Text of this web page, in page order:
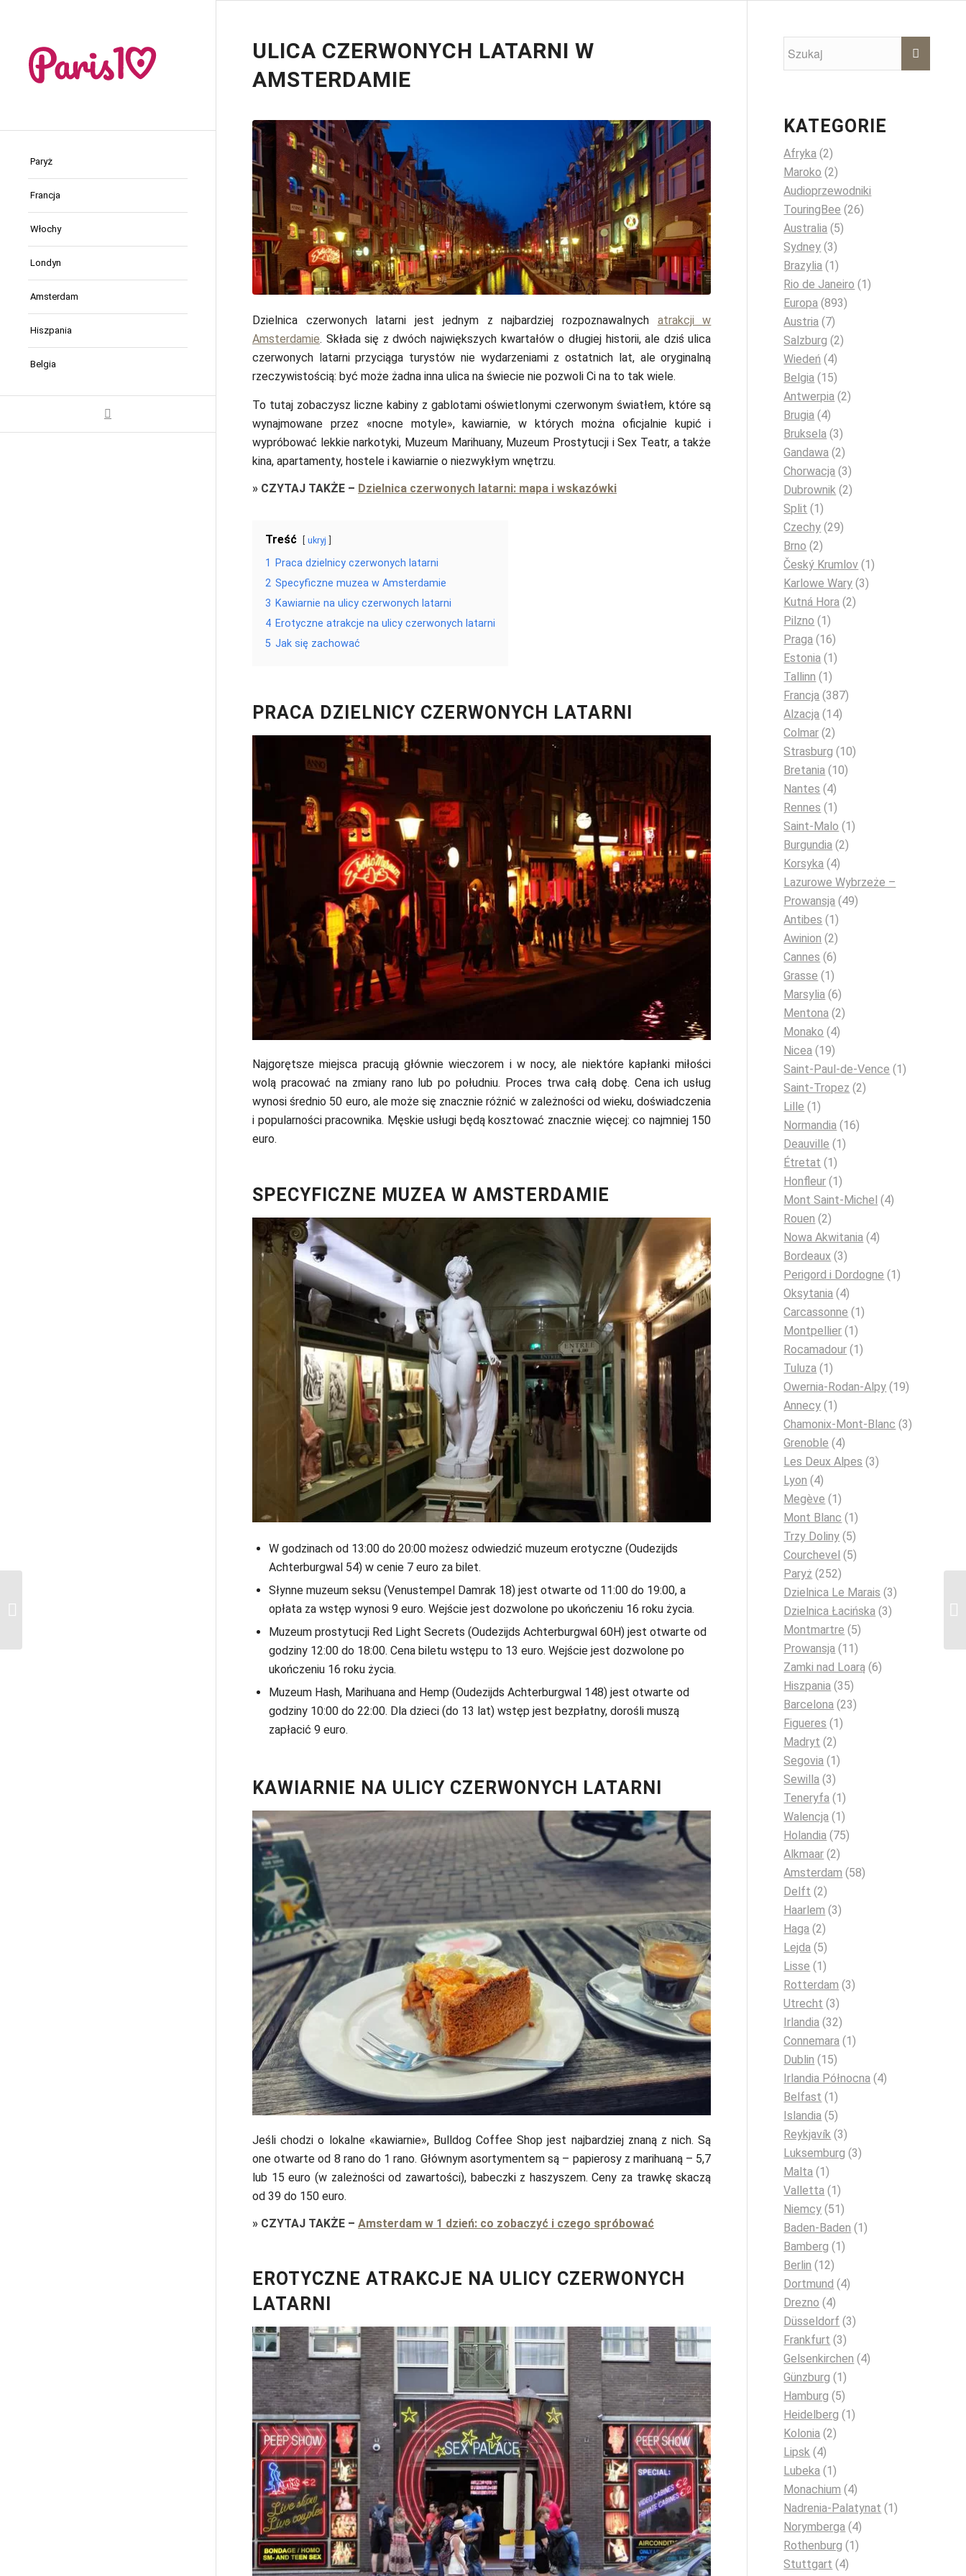
Paryż
Francja
Włochy
Londyn
Amsterdam
Hiszpania
Belgia
ULICA CZERWONYCH LATARNI W
AMSTERDAMIE
Dzielnica czerwonych latarni jest jednym z najbardziej rozpoznawalnych atrakcji w
Amsterdamie. Składa się z dwóch największych kwartałów o długiej historii, ale dziś ulica
czerwonych latarni przyciąga turystów nie wydarzeniami z ostatnich lat, ale oryginalną
rzeczywistością: być może żadna inna ulica na świecie nie pozwoli Ci na to tak wiele.
To tutaj zobaczysz liczne kabiny z gablotami oświetlonymi czerwonym światłem, które są
wynajmowane przez «nocne motyle», kawiarnie, w których można oficjalnie kupić i
wypróbować lekkie narkotyki, Muzeum Marihuany, Muzeum Prostytucji i Sex Teatr, a także
kina, apartamenty, hostele i kawiarnie o niezwykłym wnętrzu.
» CZYTAJ TAKŻE – Dzielnica czerwonych latarni: mapa i wskazówki
Treść ukryj
1
Praca dzielnicy czerwonych latarni
2 Specyficzne muzea w Amsterdamie
3 Kawiarnie na ulicy czerwonych latarni
4 Erotyczne atrakcje na ulicy czerwonych latarni
5 Jak się zachować
PRACA DZIELNICY CZERWONYCH LATARNI
Najgorętsze miejsca pracują głównie wieczorem i w nocy, ale niektóre kapłanki miłości
wolą pracować na zmiany rano lub po południu. Proces trwa całą dobę. Cena ich usług
wynosi średnio 50 euro, ale może się znacznie różnić w zależności od wieku, doświadczenia
i popularności pracownika. Męskie usługi będą kosztować znacznie więcej: co najmniej 150
euro.
SPECYFICZNE MUZEA W AMSTERDAMIE
W godzinach od 13:00 do 20:00 możesz odwiedzić muzeum erotyczne (Oudezijds
Achterburgwal 54) w cenie 7 euro za bilet.
Słynne muzeum seksu (Venustempel Damrak 18) jest otwarte od 11:00 do 19:00, a
opłata za wstęp wynosi 9 euro. Wejście jest dozwolone po ukończeniu 16 roku życia.
Muzeum prostytucji Red Light Secrets (Oudezijds Achterburgwal 60H) jest otwarte od
godziny 12:00 do 18:00. Cena biletu wstępu to 13 euro. Wejście jest dozwolone po
ukończeniu 16 roku życia.
Muzeum Hash, Marihuana and Hemp (Oudezijds Achterburgwal 148) jest otwarte od
godziny 10:00 do 22:00. Dla dzieci (do 13 lat) wstęp jest bezpłatny, dorośli muszą
zapłacić 9 euro.
KAWIARNIE NA ULICY CZERWONYCH LATARNI
Jeśli chodzi o lokalne «kawiarnie», Bulldog Coffee Shop jest najbardziej znaną z nich. Są
one otwarte od 8 rano do 1 rano. Głównym asortymentem są – papierosy z marihuaną – 5,7
lub 15 euro (w zależności od zawartości), babeczki z haszyszem. Ceny za trawkę skaczą
od 39 do 150 euro.
» CZYTAJ TAKŻE – Amsterdam w 1 dzień: co zobaczyć i czego spróbować
EROTYCZNE ATRAKCJE NA ULICY CZERWONYCH
LATARNI
KATEGORIE
Afryka (2)
Maroko (2)
Audioprzewodniki
TouringBee (26)
Australia (5)
Sydney (3)
Brazylia (1)
Rio de Janeiro (1)
Europa (893)
Austria (7)
Salzburg (2)
Wiedeń (4)
Belgia (15)
Antwerpia (2)
Brugia (4)
Bruksela (3)
Gandawa (2)
Chorwacja (3)
Dubrownik (2)
Split (1)
Czechy (29)
Brno (2)
Český Krumlov (1)
Karlowe Wary (3)
Kutná Hora (2)
Pilzno (1)
Praga (16)
Estonia (1)
Tallinn (1)
Francja (387)
Alzacja (14)
Colmar (2)
Strasburg (10)
Bretania (10)
Nantes (4)
Rennes (1)
Saint-Malo (1)
Burgundia (2)
Korsyka (4)
Lazurowe Wybrzeże –
Prowansja (49)
Antibes (1)
Awinion (2)
Cannes (6)
Grasse (1)
Marsylia (6)
Mentona (2)
Monako (4)
Nicea (19)
Saint-Paul-de-Vence (1)
Saint-Tropez (2)
Lille (1)
Normandia (16)
Deauville (1)
Étretat (1)
Honfleur (1)
Mont Saint-Michel (4)
Rouen (2)
Nowa Akwitania (4)
Bordeaux (3)
Perigord i Dordogne (1)
Oksytania (4)
Carcassonne (1)
Montpellier (1)
Rocamadour (1)
Tuluza (1)
Owernia-Rodan-Alpy (19)
Annecy (1)
Chamonix-Mont-Blanc (3)
Grenoble (4)
Les Deux Alpes (3)
Lyon (4)
Megève (1)
Mont Blanc (1)
Trzy Doliny (5)
Courchevel (5)
Paryż (252)
Dzielnica Le Marais (3)
Dzielnica Łacińska (3)
Montmartre (5)
Prowansja (11)
Zamki nad Loarą (6)
Hiszpania (35)
Barcelona (23)
Figueres (1)
Madryt (2)
Segovia (1)
Sewilla (3)
Teneryfa (1)
Walencja (1)
Holandia (75)
Alkmaar (2)
Amsterdam (58)
Delft (2)
Haarlem (3)
Haga (2)
Lejda (5)
Lisse (1)
Rotterdam (3)
Utrecht (3)
Irlandia (32)
Connemara (1)
Dublin (15)
Irlandia Północna (4)
Belfast (1)
Islandia (5)
Reykjavík (3)
Luksemburg (3)
Malta (1)
Valletta (1)
Niemcy (51)
Baden-Baden (1)
Bamberg (1)
Berlin (12)
Dortmund (4)
Drezno (4)
Düsseldorf (3)
Frankfurt (3)
Gelsenkirchen (4)
Günzburg (1)
Hamburg (5)
Heidelberg (1)
Kolonia (2)
Lipsk (4)
Lubeka (1)
Monachium (4)
Nadrenia-Palatynat (1)
Norymberga (4)
Rothenburg (1)
Stuttgart (4)